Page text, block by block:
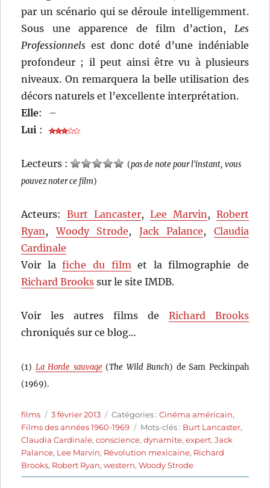
par un scénario qui se déroule intelligemment.
Sous une apparence de film d’action, Les
Professionnels est donc doté d’une indéniable
profondeur ; il peut ainsi être vu à plusieurs
niveaux. On remarquera la belle utilisation des
décors naturels et l’excellente interprétation.
Elle:
–
Lui :
Lecteurs : (pas de note pour l'instant, vous
pouvez noter ce film)
Acteurs:Burt Lancaster, Lee Marvin, Robert
Ryan,Woody Strode, Jack Palance, Claudia
Cardinale
Voir lafiche du filmet la filmographie de
Richard Brooks sur le site IMDB.
Voir les autres films de Richard Brooks
chroniqués sur ce blog…
(1) La Horde sauvage (The Wild Bunch) de Sam Peckinpah
(1969).
Auteur
films
Publié
le
3 février 2013 Catégories
Catégories :Cinéma américain,
Films des années 1960-1969
Étiquettes
Mots-clés : Burt Lancaster,
Claudia Cardinale,conscience,dynamite,expert,Jack
Palance, Lee Marvin, Révolution mexicaine, Richard
Brooks, Robert Ryan,western,Woody Strode